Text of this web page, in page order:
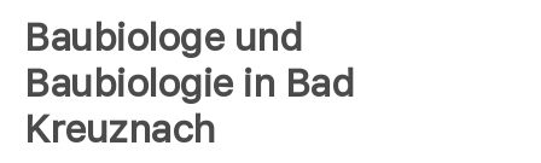
Baubiologe und
Baubiologie in Bad
Kreuznach